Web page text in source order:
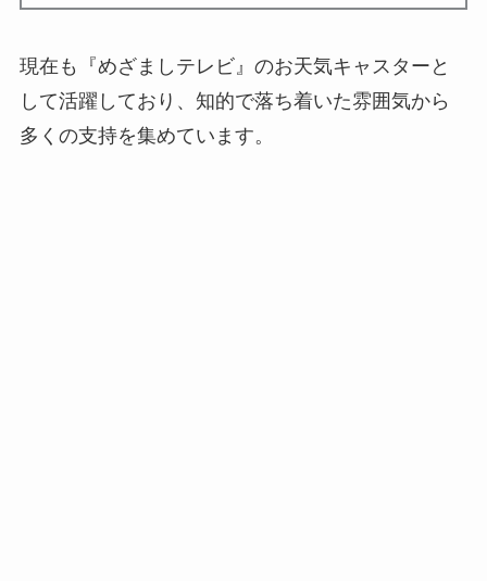
現在も『めざましテレビ』のお天気キャスターと
して活躍しており、知的で落ち着いた雰囲気から
多くの支持を集めています。